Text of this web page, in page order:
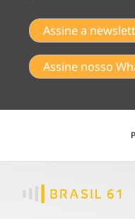
Assine a
Assine nosso